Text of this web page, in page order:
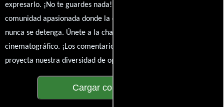
expresarlo. ¡No te guardes nada! Queremos construir una
comunidad apasionada donde la conversación sobre cine y series
nunca se detenga. Únete a la charla y déjanos conocer tu mundo
cinematográfico. ¡Los comentarios son la pantalla donde se
proyecta nuestra diversidad de opiniones!
Cargar comentarios